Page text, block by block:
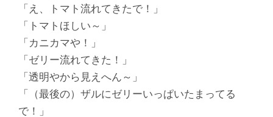
「え、トマト流れてきたで！」
「トマトほしい～」
「カニカマや！」
「ゼリー流れてきた！」
「透明やから見えへん～」
「（最後の）ザルにゼリーいっぱいたまってる
で！」